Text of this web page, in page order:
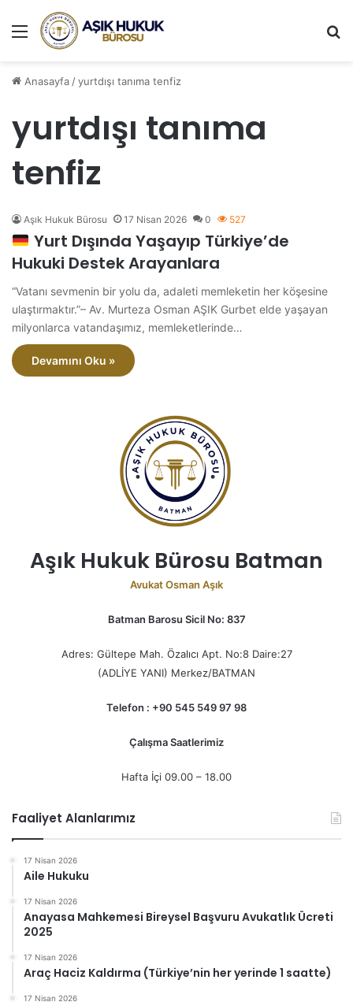
Menü
Anasayfa/yurtdışı tanıma tenfiz
yurtdışı tanıma
tenfiz
Aşık Hukuk Bürosu 17 Nisan 2026 0 527
Yurt Dışında Yaşayıp Türkiye’de
Hukuki Destek Arayanlara
“Vatanı sevmenin bir yolu da, adaleti memleketin her köşesine
ulaştırmaktır.”– Av. Murteza Osman AŞIK Gurbet elde yaşayan
milyonlarca vatandaşımız, memleketlerinde…
Devamını Oku »
Aşık Hukuk Bürosu Batman
Avukat Osman Aşık
Batman Barosu Sicil No: 837
Adres: Gültepe Mah. Özalıcı Apt. No:8 Daire:27
(ADLİYE YANI) Merkez/BATMAN
Telefon : +90 545 549 97 98
Çalışma Saatlerimiz
Hafta İçi 09.00 – 18.00
Faaliyet Alanlarımız
17 Nisan 2026
Aile Hukuku
17 Nisan 2026
Anayasa Mahkemesi Bireysel Başvuru Avukatlık Ücreti
2025
17 Nisan 2026
Araç Haciz Kaldırma (Türkiye’nin her yerinde 1 saatte)
17 Nisan 2026